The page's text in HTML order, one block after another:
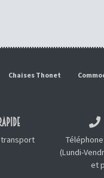
Chaises Thonet
transport
Téléphone
(Lundi-
et